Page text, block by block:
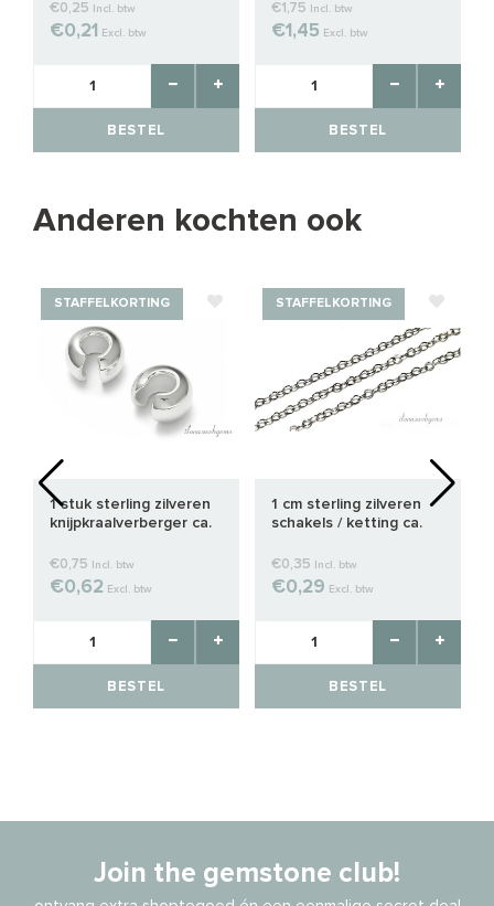
€0,25 Incl. btw
€0,21 Excl. btw
BESTEL
€1,75 Incl. btw
€1,45 Excl. btw
BESTEL
Anderen kochten ook
STAFFELKORTING
1 stuk sterling zilveren
knijpkraalverberger ca.
€0,75 Incl. btw
€0,62 Excl. btw
BESTEL
STAFFELKORTING
1 cm sterling zilveren
schakels / ketting ca.
€0,35 Incl. btw
€0,29 Excl. btw
BESTEL
Join the gemstone club!